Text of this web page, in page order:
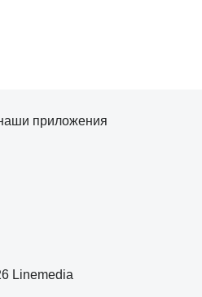
Linemedia
приложения